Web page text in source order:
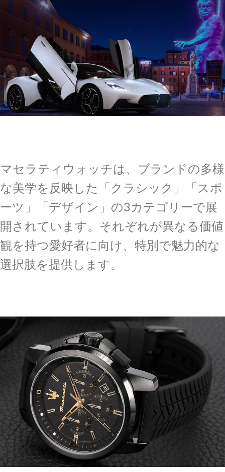
マセラティウォッチは、ブランドの多様
な美学を反映した「クラシック」「スポ
ーツ」「デザイン」の3カテゴリーで展
開されています。それぞれが異なる価値
観を持つ愛好者に向け、特別で魅力的な
選択肢を提供します。